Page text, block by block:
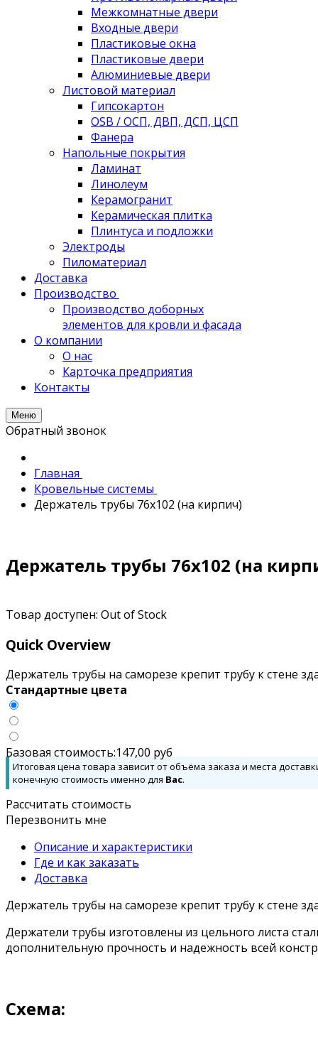
Межкомнатные двери
Входные двери
Пластиковые окна
Пластиковые двери
Алюминиевые двери
Листовой материал
Гипсокартон
OSB / ОСП, ДВП, ДСП, ЦСП
Фанера
Напольные покрытия
Ламинат
Линолеум
Керамогранит
Керамическая плитка
Плинтуса и подложки
Электроды
Пиломатериал
Доставка
Производство
Производство доборных
элементов для кровли и фасада
О компании
О нас
Карточка предприятия
Контакты
Меню
Обратный звонок
Главная
Кровельные системы
Держатель трубы 76х102 (на кирпич)
Держатель трубы 76х102 (на
Товар доступен: Out of Stock
Quick Overview
Держатель трубы на саморезе крепит трубу к стене
Стандартные цвета
Базовая стоимость:147,00 руб
Итоговая цена товара зависит от объёма заказа и места
конечную стоимость именно для Вас.
Рассчитать стоимость
Перезвонить мне
Описание и характеристики
Где и как заказать
Доставка
Держатель трубы на саморезе крепит трубу к стене
Держатели трубы изготовлены из цельного листа
дополнительную прочность и надежность всей
Схема: